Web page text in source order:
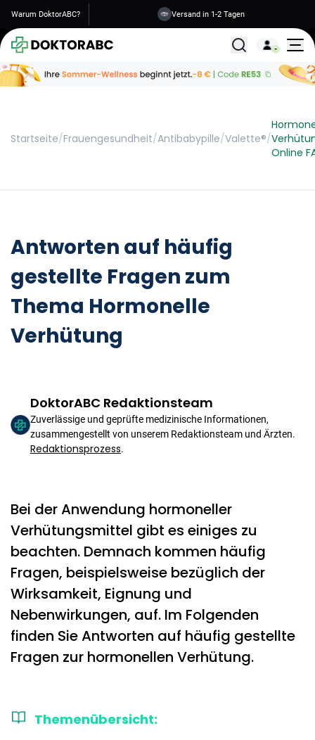
Warum DoktorABC? Versand in 1-2 Tagen
Alle
Startseite/Frauengesundheit/Antibabypille/Valette®/
Online
Antworten auf häufig
gestellte Fragen zum
Thema Hormonelle
Verhütung
DoktorABC Redaktionsteam
Zuverlässige und geprüfte medizinische Informationen,
zusammengestellt von unserem Redaktionsteam und Ärzten.
Redaktionsprozess.
Bei der Anwendung hormoneller
Verhütungsmittel gibt es einiges zu
beachten. Demnach kommen häufig
Fragen, beispielsweise bezüglich der
Wirksamkeit, Eignung und
Nebenwirkungen, auf. Im Folgenden
finden Sie Antworten auf häufig gestellte
Fragen zur hormonellen Verhütung.
Themenübersicht: